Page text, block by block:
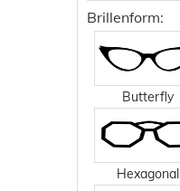
149
151
Brillenform:
Butterfly
Hexagonal